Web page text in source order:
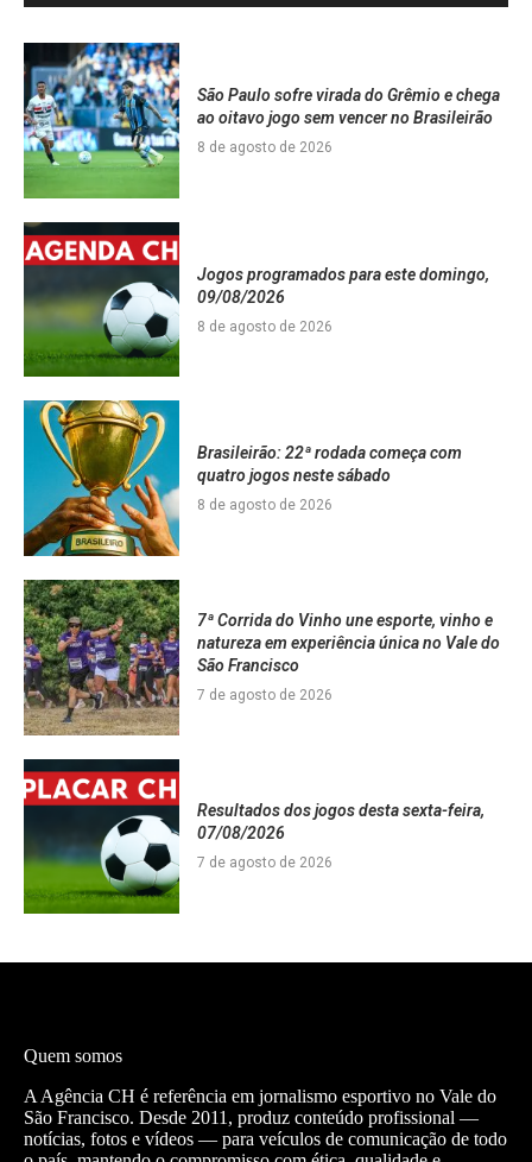
São Paulo sofre virada do Grêmio e chega
ao oitavo jogo sem vencer no Brasileirão
8 de agosto de 2026
Jogos programados para este domingo,
09/08/2026
8 de agosto de 2026
Brasileirão: 22ª rodada começa com
quatro jogos neste sábado
8 de agosto de 2026
7ª Corrida do Vinho une esporte, vinho e
natureza em experiência única no Vale do
São Francisco
7 de agosto de 2026
Resultados dos jogos desta sexta-feira,
07/08/2026
7 de agosto de 2026
Quem somos
A Agência CH é referência em jornalismo esportivo no Vale do
São Francisco. Desde 2011, produz conteúdo profissional —
notícias, fotos e vídeos — para veículos de comunicação de todo